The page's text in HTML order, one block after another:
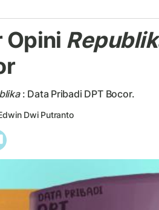
Opini
: Data Pribadi DPT Bocor.
Dwi Putranto